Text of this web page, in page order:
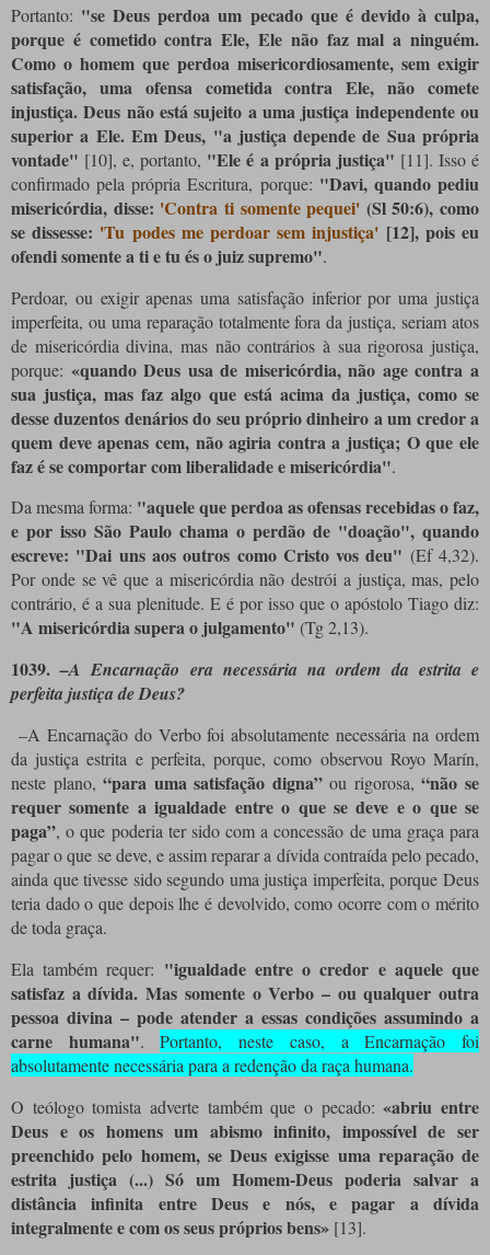
Portanto: "se Deus perdoa um pecado que é devido à culpa,
porque é cometido contra Ele, Ele não faz mal a ninguém.
Como o homem que perdoa misericordiosamente, sem exigir
satisfação, uma ofensa cometida contra Ele, não comete
injustiça. Deus não está sujeito a uma justiça independente ou
superior a Ele. Em Deus, "a justiça depende de Sua própria
vontade" [10], e, portanto, "Ele é a própria justiça" [11]. Isso é
confirmado pela própria Escritura, porque: "Davi, quando pediu
misericórdia, disse: 'Contra ti somente pequei' (Sl 50:6), como
se dissesse: 'Tu podes me perdoar sem injustiça' [12], pois eu
ofendi somente a ti e tu és o juiz supremo".
Perdoar, ou exigir apenas uma satisfação inferior por uma justiça
imperfeita, ou uma reparação totalmente fora da justiça, seriam atos
de misericórdia divina, mas não contrários à sua rigorosa justiça,
porque: «quando Deus usa de misericórdia, não age contra a
sua justiça, mas faz algo que está acima da justiça, como se
desse duzentos denários do seu próprio dinheiro a um credor a
quem deve apenas cem, não agiria contra a justiça; O que ele
faz é se comportar com liberalidade e misericórdia".
Da mesma forma: "aquele que perdoa as ofensas recebidas o faz,
e por isso São Paulo chama o perdão de "doação", quando
escreve: "Dai uns aos outros como Cristo vos deu" (Ef 4,32).
Por onde se vê que a misericórdia não destrói a justiça, mas, pelo
contrário, é a sua plenitude. E é por isso que o apóstolo Tiago diz:
"A misericórdia supera o julgamento" (Tg 2,13).
1039.–A Encarnação era necessária na ordem da estrita e
perfeita justiça de Deus?
–A Encarnação do Verbo foi absolutamente necessária na ordem
da justiça estrita e perfeita, porque, como observou Royo Marín,
neste plano,“para uma satisfação digna”ou rigorosa,“não se
requer somente a igualdade entre o que se deve e o que se
paga”, o que poderia ter sido com a concessão de uma graça para
pagar o que se deve, e assim reparar a dívida contraída pelo pecado,
ainda que tivesse sido segundo uma justiça imperfeita, porque Deus
teria dado o que depois lhe é devolvido, como ocorre com o mérito
de toda graça.
Ela também requer: "igualdade entre o credor e aquele que
satisfaz a dívida. Mas somente o Verbo – ou qualquer outra
pessoa divina – pode atender a essas condições assumindo a
carne humana".Portanto, neste caso, a Encarnação foi
absolutamente necessária para a redenção da raça humana.
O teólogo tomista adverte também que o pecado:«abriu entre
Deus e os homens um abismo infinito, impossível de ser
preenchido pelo homem, se Deus exigisse uma reparação de
estrita justiça (...) Só um Homem-Deus poderia salvar a
distância infinita entre Deus e nós, e pagar a dívida
integralmente e com os seus próprios bens» [13].